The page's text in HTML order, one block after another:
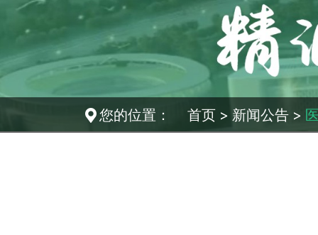
您的位置： 首页 > 新闻公告 >